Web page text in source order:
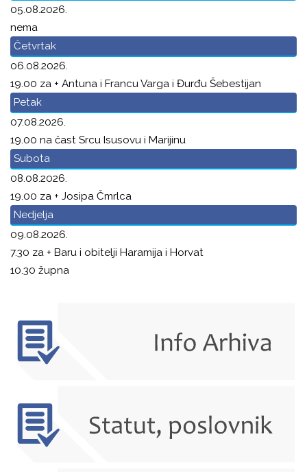
05.08.2026.
nema
Četvrtak
06.08.2026.
19.00 za + Antuna i Francu Varga i Đurđu Šebestijan
Petak
07.08.2026.
19.00 na čast Srcu Isusovu i Marijinu
Subota
08.08.2026.
19.00 za + Josipa Čmrlca
Nedjelja
09.08.2026.
7.30 za + Baru i obitelji Haramija i Horvat
10.30 župna